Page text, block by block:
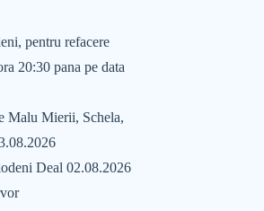
pentru refacere
20:30 pana pe data
Malu Mierii, Schela,
Deal 02.08.2026